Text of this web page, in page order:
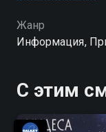
Жанр
Информация,
С этим